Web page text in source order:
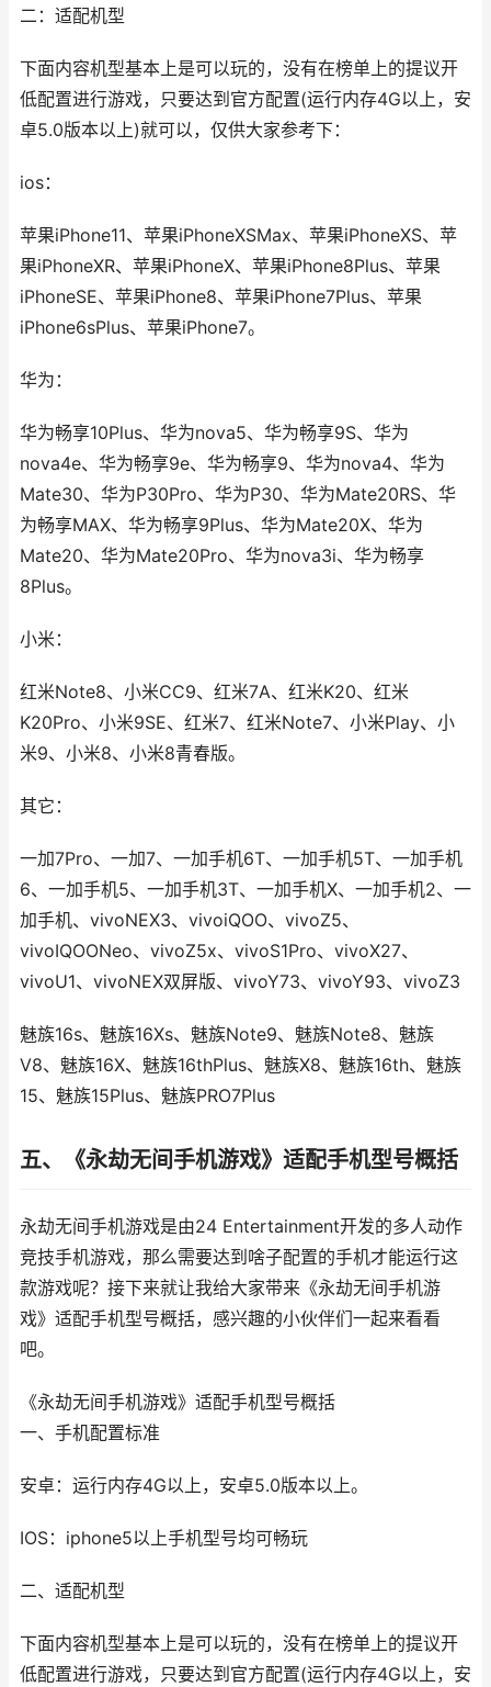
二：适配机型
下面内容机型基本上是可以玩的，没有在榜单上的提议开
低配置进行游戏，只要达到官方配置(运行内存4G以上，安
卓5.0版本以上)就可以，仅供大家参考下：
ios：
苹果iPhone11、苹果iPhoneXSMax、苹果iPhoneXS、苹
果iPhoneXR、苹果iPhoneX、苹果iPhone8Plus、苹果
iPhoneSE、苹果iPhone8、苹果iPhone7Plus、苹果
iPhone6sPlus、苹果iPhone7。
华为：
华为畅享10Plus、华为nova5、华为畅享9S、华为
nova4e、华为畅享9e、华为畅享9、华为nova4、华为
Mate30、华为P30Pro、华为P30、华为Mate20RS、华
为畅享MAX、华为畅享9Plus、华为Mate20X、华为
Mate20、华为Mate20Pro、华为nova3i、华为畅享
8Plus。
小米：
红米Note8、小米CC9、红米7A、红米K20、红米
K20Pro、小米9SE、红米7、红米Note7、小米Play、小
米9、小米8、小米8青春版。
其它：
一加7Pro、一加7、一加手机6T、一加手机5T、一加手机
6、一加手机5、一加手机3T、一加手机X、一加手机2、一
加手机、vivoNEX3、vivoiQOO、vivoZ5、
vivoIQOONeo、vivoZ5x、vivoS1Pro、vivoX27、
vivoU1、vivoNEX双屏版、vivoY73、vivoY93、vivoZ3
魅族16s、魅族16Xs、魅族Note9、魅族Note8、魅族
V8、魅族16X、魅族16thPlus、魅族X8、魅族16th、魅族
15、魅族15Plus、魅族PRO7Plus
五、《永劫无间手机游戏》适配手机型号概括
永劫无间手机游戏是由24 Entertainment开发的多人动作
竞技手机游戏，那么需要达到啥子配置的手机才能运行这
款游戏呢？接下来就让我给大家带来《永劫无间手机游
戏》适配手机型号概括，感兴趣的小伙伴们一起来看看
吧。
《永劫无间手机游戏》适配手机型号概括
一、手机配置标准
安卓：运行内存4G以上，安卓5.0版本以上。
IOS：iphone5以上手机型号均可畅玩
二、适配机型
下面内容机型基本上是可以玩的，没有在榜单上的提议开
低配置进行游戏，只要达到官方配置(运行内存4G以上，安